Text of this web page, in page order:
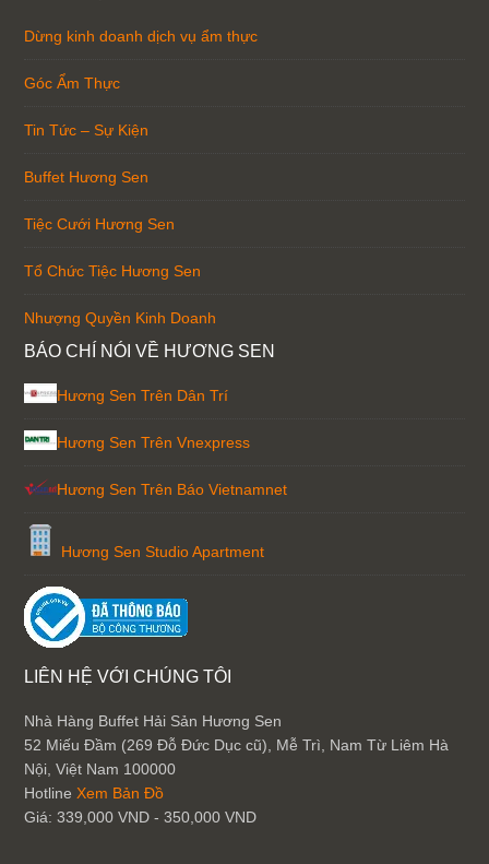
Dừng kinh doanh dịch vụ ẩm thực
Góc Ẩm Thực
Tin Tức – Sự Kiện
Buffet Hương Sen
Tiệc Cưới Hương Sen
Tổ Chức Tiệc Hương Sen
Nhượng Quyền Kinh Doanh
BÁO CHÍ NÓI VỀ HƯƠNG SEN
Hương Sen Trên Dân Trí
Hương Sen Trên Vnexpress
Hương Sen Trên Báo Vietnamnet
Hương Sen Studio Apartment
LIÊN HỆ VỚI CHÚNG TÔI
Nhà Hàng Buffet Hải Sản Hương Sen
52 Miếu Đầm (269 Đỗ Đức Dục cũ), Mễ Trì, Nam Từ Liêm Hà
Nội ,Việt Nam 100000
Hotline Xem Bản Đồ
Giá:339,000 VND - 350,000 VND